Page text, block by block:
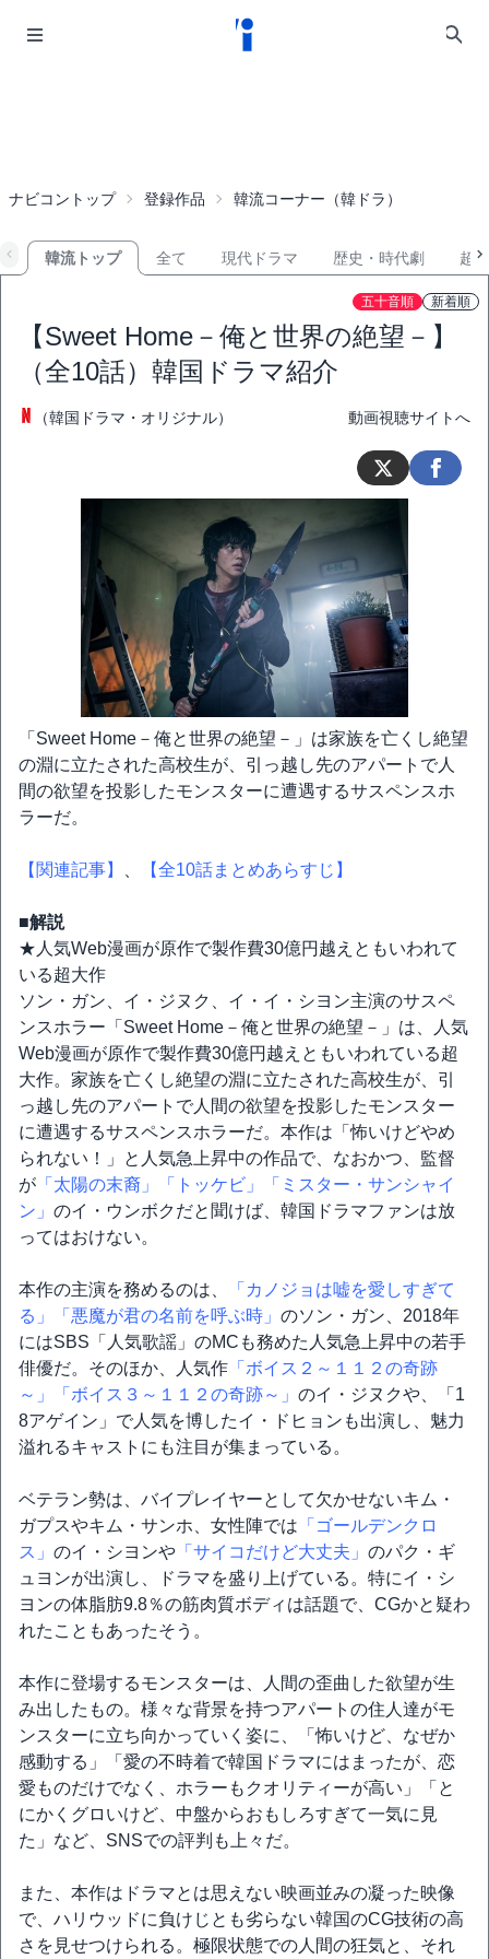
ナビコントップ 登録作品 韓流コーナー（韓ドラ）
韓流トップ 全て 現代ドラマ 歴史・時代劇 超
五十音順 新着順
【Sweet Home－俺と世界の絶望－】
（全10話）韓国ドラマ紹介
（韓国ドラマ・オリジナル） 動画視聴サイトへ
「Sweet Home－俺と世界の絶望－」は家族を亡くし絶望
の淵に立たされた高校生が、引っ越し先のアパートで人
間の欲望を投影したモンスターに遭遇するサスペンスホ
ラーだ。
【関連記事】 【全10話まとめあらすじ】
■解説
★人気Web漫画が原作で製作費30億円越えともいわれて
いる超大作
ソン・ガン、イ・ジヌク、イ・イ・シヨン主演のサスペ
ンスホラー「Sweet Home－俺と世界の絶望－」は、人気
Web漫画が原作で製作費30億円越えともいわれている超
大作。家族を亡くし絶望の淵に立たされた高校生が、引
っ越し先のアパートで人間の欲望を投影したモンスター
に遭遇するサスペンスホラーだ。本作は「怖いけどやめ
られない！」と人気急上昇中の作品で、なおかつ、監督
が 「太陽の末裔」 「トッケビ」
「ミスター・サンシャイ
ン」 のイ・ウンボクだと聞けば、韓国ドラマファンは放
ってはおけない。
本作の主演を務めるのは、
「カノジョは嘘を愛しすぎて
る」
「悪魔が君の名前を呼ぶ時」 のソン・ガン、2018年
にはSBS「人気歌謡」のMCも務めた人気急上昇中の若手
俳優だ。そのほか、人気作 「ボイス２～１１２の奇跡
～」
「ボイス３～１１２の奇跡～」 のイ・ジヌクや、「1
8アゲイン」で人気を博したイ・ドヒョンも出演し、魅力
溢れるキャストにも注目が集まっている。
ベテラン勢は、バイプレイヤーとして欠かせないキム・
ガプスやキム・サンホ、女性陣では 「ゴールデンクロ
ス」 のイ・シヨンや 「サイコだけど大丈夫」 のパク・ギ
ュヨンが出演し、ドラマを盛り上げている。特にイ・シ
ヨンの体脂肪9.8％の筋肉質ボディは話題で、CGかと疑わ
れたこともあったそう。
本作に登場するモンスターは、人間の歪曲した欲望が生
み出したもの。様々な背景を持つアパートの住人達がモ
ンスターに立ち向かっていく姿に、「怖いけど、なぜか
感動する」「愛の不時着で韓国ドラマにはまったが、恋
愛ものだけでなく、ホラーもクオリティーが高い」「と
にかくグロいけど、中盤からおもしろすぎて一気に見
た」など、SNSでの評判も上々だ。
また、本作はドラマとは思えない映画並みの凝った映像
で、ハリウッドに負けじとも劣らない韓国のCG技術の高
さを見せつけられる。極限状態での人間の狂気と、それ